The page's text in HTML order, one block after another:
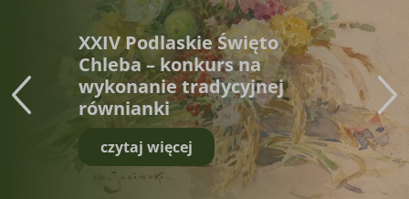
XXIV Podlaskie Święto
Chleba – konkurs na
wykonanie tradycyjnej
równianki
czytaj więcej